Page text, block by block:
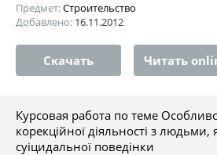
Предмет:Строительство
Добавлено: 16.11.2012
Скачать Читать
Курсовая работа по теме
корекційної діяльності з людьми,
суіцидальної поведінки